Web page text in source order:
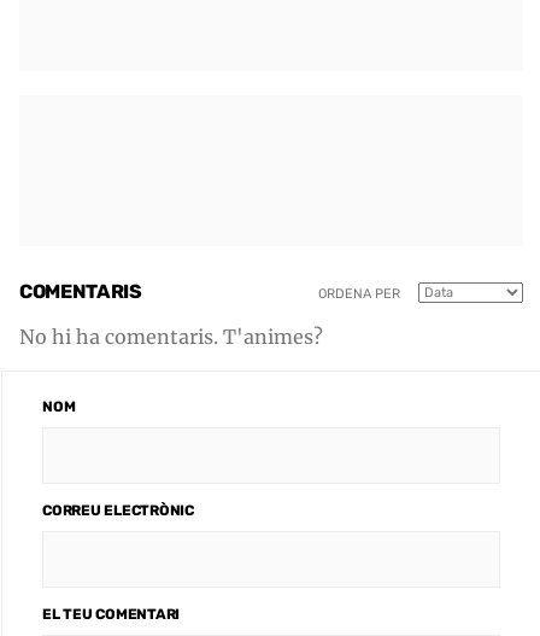
COMENTARIS ORDENA PER
No hi ha comentaris. T'animes?
NOM
CORREU ELECTRÒNIC
EL TEU COMENTARI